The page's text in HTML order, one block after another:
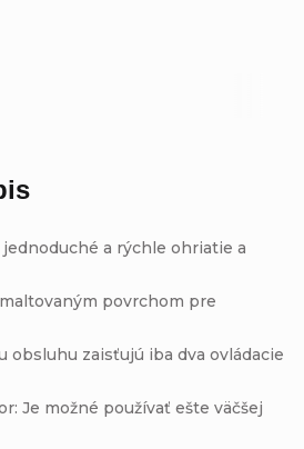
a rýchle ohriatie a
povrchom pre
obsluhu zaisťujú iba dva ovládacie
Je možné používať ešte väčšej